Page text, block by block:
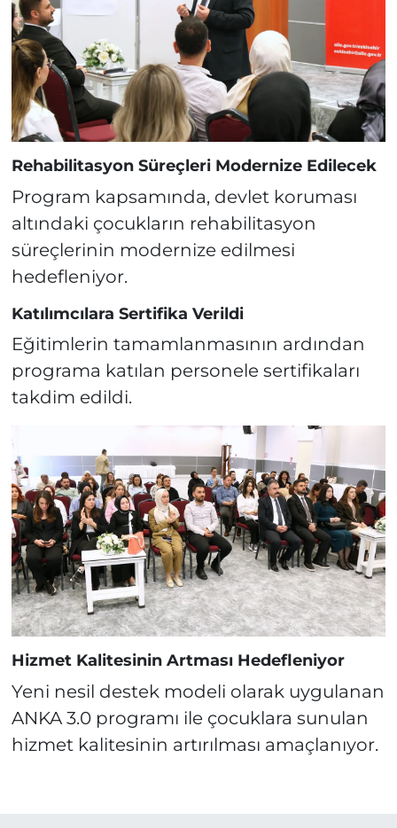
Rehabilitasyon Süreçleri Modernize Edilecek
Program kapsamında, devlet koruması
altındaki çocukların rehabilitasyon
süreçlerinin modernize edilmesi
hedefleniyor.
Katılımcılara Sertifika Verildi
Eğitimlerin tamamlanmasının ardından
programa katılan personele sertifikaları
takdim edildi.
Hizmet Kalitesinin Artması Hedefleniyor
Yeni nesil destek modeli olarak uygulanan
ANKA 3.0 programı ile çocuklara sunulan
hizmet kalitesinin artırılması amaçlanıyor.